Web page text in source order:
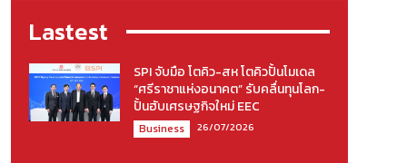
Lastest
SPI จับมือ โตคิว-สห โตคิวปั้นโมเดล
“ศรีราชาแห่งอนาคต” รับคลื่นทุนโลก-
ปั้นฮับเศรษฐกิจใหม่ EEC
Business 26/07/2026